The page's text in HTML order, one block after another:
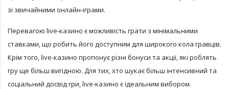
зі звичайними онлайн-іграми.
Перевагою live-казино є можливість грати з мінімальними
ставками, що робить його доступним для широкого кола гравців.
Крім того, live-казино пропонує різні бонуси та акції, які роблять
гру ще більш вигідною. Для тих, хто шукає більш інтенсивний та
соціальний досвід гри, live-казино є ідеальним вибором.